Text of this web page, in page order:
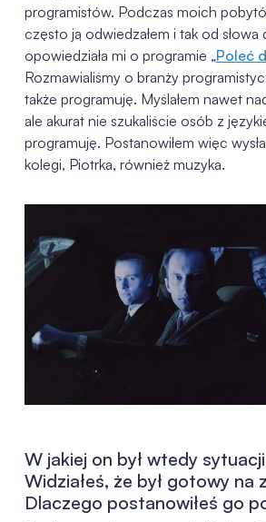
programistów. Podczas moich
często ją odwiedzałem i tak od słowa
opowiedziała mi o programie „Poleć
Rozmawialiśmy o branży
także programuję. Myślałem nawet
ale akurat nie szukaliście osób z
programuję. Postanowiłem więc
kolegi, Piotrka, również muzyka.
W jakiej on był wtedy
Widziałeś, że był gotowy na
Dlaczego postanowiłeś go